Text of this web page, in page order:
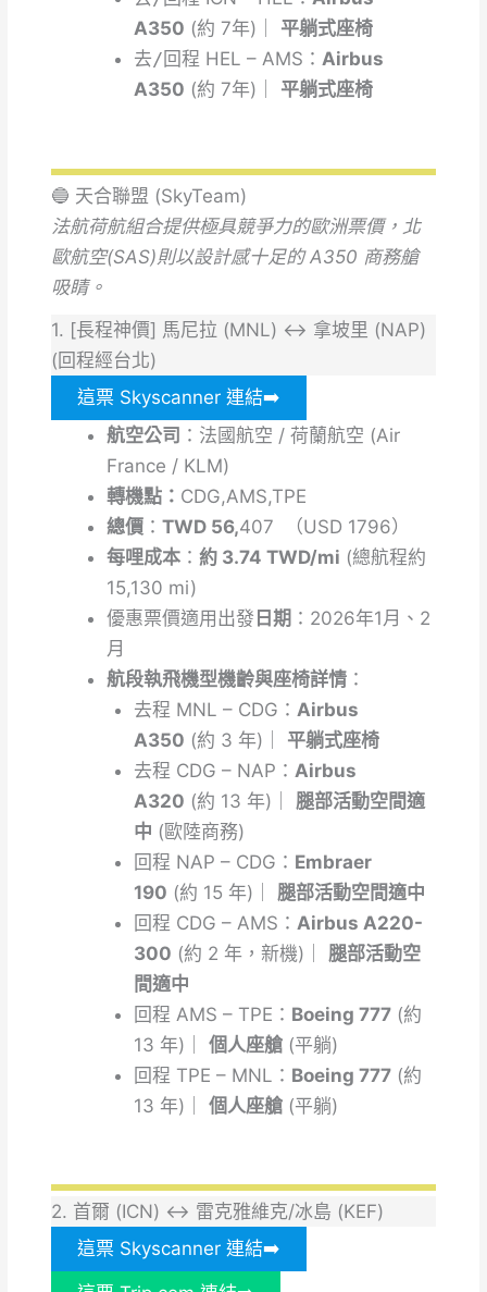
A350 (約 7年)｜ 平躺式座椅
去/ 回程 HEL – AMS：Airbus
A350 (約 7年)｜ 平躺式座椅
🔵 天合聯盟 (SkyTeam)
法航荷航組合提供極具競爭力的歐洲票價，北
歐航空(SAS)則以設計感十足的 A350 商務艙
吸睛。
1. [長程神價] 馬尼拉 (MNL) ↔ 拿坡里 (NAP)
(回程經台北)
這票 Skyscanner 連結➡️
航空公司 ：法國航空 / 荷蘭航空 (Air
France / KLM)
轉機點： CDG,AMS,TPE
總價： TWD 56,407 （USD 1796）
每哩成本： 約 3.74 TWD/mi (總航程約
15,130 mi)
優惠票價適用出發 日期 ：2026年1月、2
月
航段執飛機型機齡與座椅詳情：
去程 MNL – CDG： Airbus
A350 (約 3 年)｜ 平躺式座椅
去程 CDG – NAP： Airbus
A320 (約 13 年)｜ 腿部活動空間適
中 (歐陸商務)
回程 NAP – CDG： Embraer
190 (約 15 年)｜ 腿部活動空間適中
回程 CDG – AMS： Airbus A220-
300 (約 2 年，新機)｜ 腿部活動空
間適中
回程 AMS – TPE： Boeing 777 (約
13 年)｜個人座艙 (平躺)
回程 TPE – MNL： Boeing 777 (約
13 年)｜個人座艙 (平躺)
2. 首爾 (ICN) ↔ 雷克雅維克/冰島 (KEF)
這票 Skyscanner 連結➡️